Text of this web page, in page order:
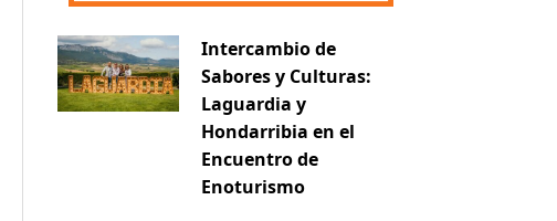
Intercambio de
Sabores y Culturas:
Laguardia y
Hondarribia en el
Encuentro de
Enoturismo